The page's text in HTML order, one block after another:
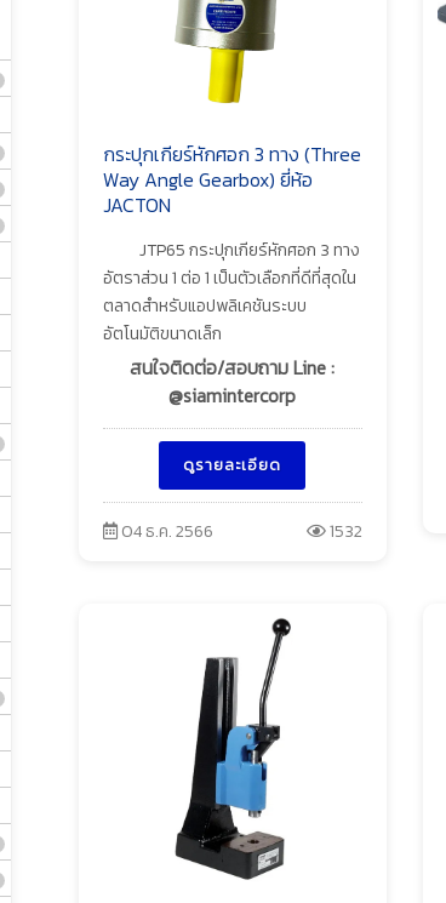
กระปุกเกียร์หักศอก 3 ทาง (Three
Way Angle Gearbox) ยี่ห้อ
JACTON
JTP65 กระปุกเกียร์หักศอก 3 ทาง
อัตราส่วน 1 ต่อ 1 เป็นตัวเลือกที่ดีที่สุดใน
ตลาดสำหรับแอปพลิเคชันระบบ
อัตโนมัติขนาดเล็ก
สนใจติดต่อ/สอบถาม Line :
@siamintercorp
ดูรายละเอียด
04 ธ.ค. 2566 1532